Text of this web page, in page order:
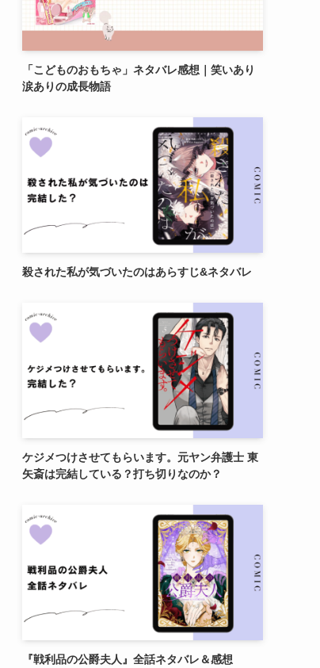
「こどものおもちゃ」ネタバレ感想｜笑いあり
涙ありの成長物語
殺された私が気づいたのはあらすじ&ネタバレ
ケジメつけさせてもらいます。元ヤン弁護士 東
矢斎は完結している？打ち切りなのか？
『戦利品の公爵夫人』全話ネタバレ＆感想